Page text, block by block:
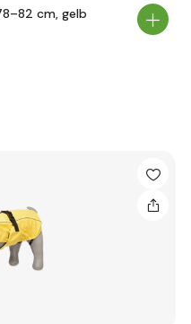
cm, gelb